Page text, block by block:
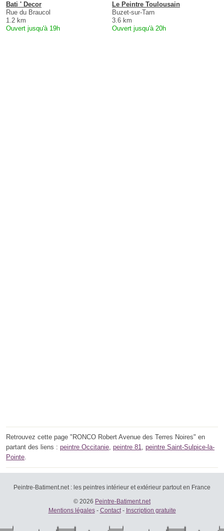
Bati ' Decor
Rue du Braucol
1.2 km
Ouvert jusqu'à 19h
Le Peintre Toulousain
Buzet-sur-Tarn
3.6 km
Ouvert jusqu'à 20h
Retrouvez cette page "RONCO Robert Avenue des Terres Noires" en
partant des liens : peintre Occitanie, peintre 81, peintre Saint-Sulpice-la-
Pointe.
Peintre-Batiment.net : les peintres intérieur et extérieur partout en France
© 2026 Peintre-Batiment.net
Mentions légales- Contact- Inscription gratuite